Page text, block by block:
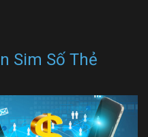
Sim Số Thẻ